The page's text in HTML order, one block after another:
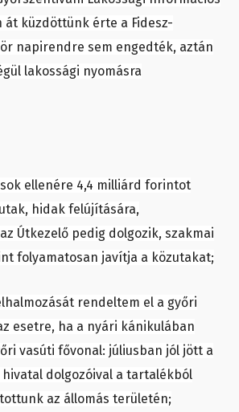
át küzdöttünk érte a Fidesz-
napirendre sem engedték, aztán
lakossági nyomásra
ellenére 4,4 milliárd forintot
hidak felújítására,
Útkezelő pedig dolgozik, szakmai
folyamatosan javítja a közutakat;
rendeltem el a győri
esetre, ha a nyári kánikulában
vasúti fővonal: júliusban jól jött a
dolgozóival a tartalékból
az állomás területén;